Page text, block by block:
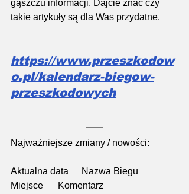
gąszczu informacji. Dajcie znać czy
takie artykuły są dla Was przydatne.
https://www.przeszkodow
o.pl/kalendarz-biegow-
przeszkodowych
Najważniejsze zmiany / nowości:
Aktualna data	Nazwa Biegu
Miejsce 	Komentarz